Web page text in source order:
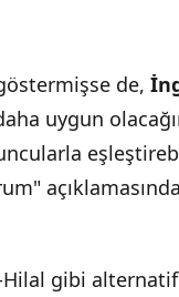
de,
uygun
açıklamasında
Hilal gibi alternatif